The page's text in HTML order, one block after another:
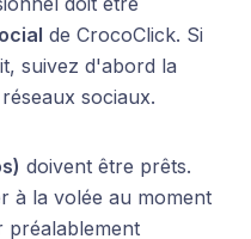
de CrocoClick. Si
suivez d'abord la
sociaux.
doivent être prêts.
à la volée au moment
préalablement